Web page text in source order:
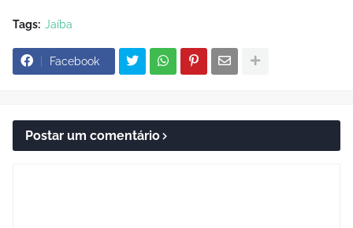
Tags: Jaíba
Facebook
Postar um comentário